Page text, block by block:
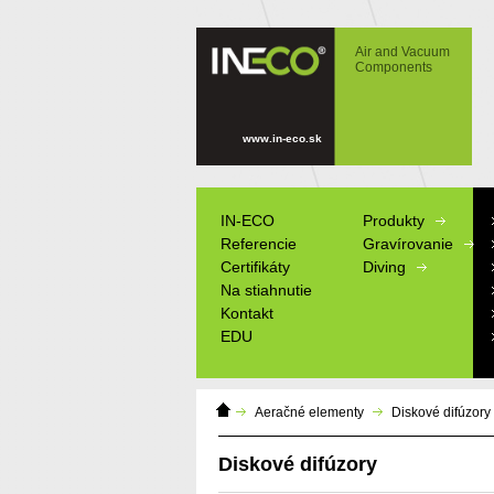
Diskové difúzory
Air and Vacuum
Components
www.in-eco.sk
Domáca
stránka
Aeračné elementy Diskové difúzory
Diskové difúzory
IN-ECO
Referencie
Certifikáty
Na stiahnutie
Kontakt
EDU
Produkty
Gravírovanie
Diving
Výrobné štítky
Informačné